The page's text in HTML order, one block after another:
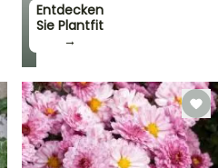
Entdecken
Sie Plantfit
→